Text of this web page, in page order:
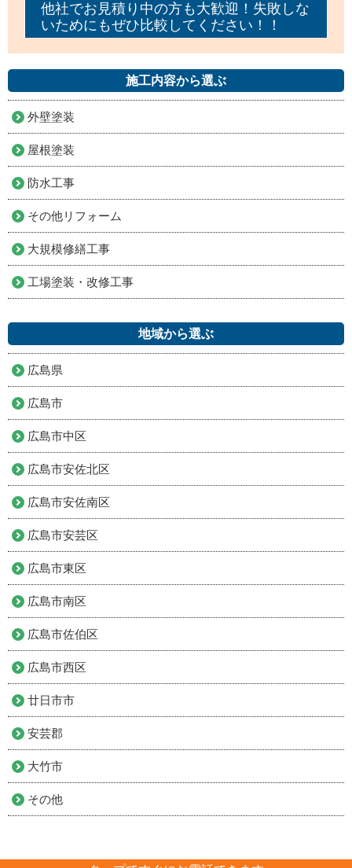
他社でお見積り中の方も大歓迎！失敗しな
いためにもぜひ比較してください！！
施工内容から選ぶ
外壁塗装
屋根塗装
防水工事
その他リフォーム
大規模修繕工事
工場塗装・改修工事
地域から選ぶ
広島県
広島市
広島市中区
広島市安佐北区
広島市安佐南区
広島市安芸区
広島市東区
広島市南区
広島市佐伯区
広島市西区
廿日市市
安芸郡
大竹市
その他